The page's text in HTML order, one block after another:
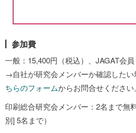
参加費
一般：15,400円（税込）、JAGAT会員
→自社が研究会メンバーか確認した
ちらのフォームからお問合せください。
印刷総合研究会メンバー：2名まで
別] 5名まで）